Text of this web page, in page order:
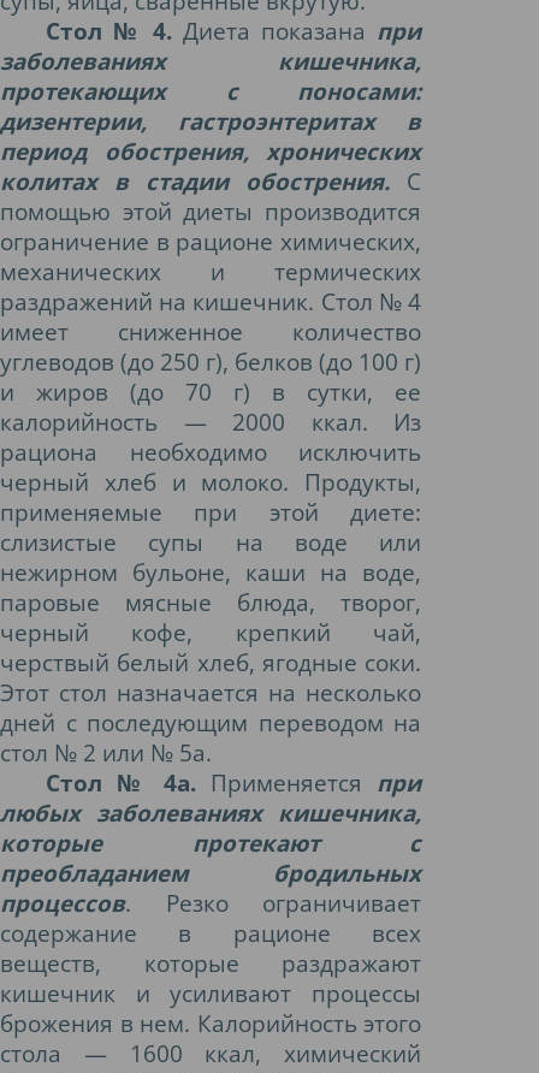
Стол № 4. Диета показана при
заболеваниях кишечника,
протекающих с поносами:
дизентерии, гастроэнтеритах в
период обострения, хронических
колитах в стадии обострения. С
помощью этой диеты производится
ограничение в рационе химических,
механических и термических
раздражений на кишечник. Стол № 4
имеет сниженное количество
углеводов (до 250 г), белков (до 100 г)
и жиров (до 70 г) в сутки, ее
калорийность — 2000 ккал. Из
рациона необходимо исключить
черный хлеб и молоко. Продукты,
применяемые при этой диете:
слизистые супы на воде или
нежирном бульоне, каши на воде,
паровые мясные блюда, творог,
черный кофе, крепкий чай,
черствый белый хлеб, ягодные соки.
Этот стол назначается на несколько
дней с последующим переводом на
стол № 2 или № 5а.
Стол № 4а. Применяется при
любых заболеваниях кишечника,
которые протекают с
преобладанием бродильных
процессов. Резко ограничивает
содержание в рационе всех
веществ, которые раздражают
кишечник и усиливают процессы
брожения в нем. Калорийность этого
стола — 1600 ккал, химический